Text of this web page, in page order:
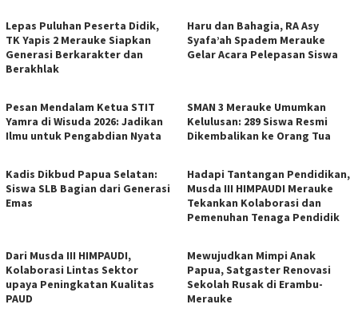
Lepas Puluhan Peserta Didik,
TK Yapis 2 Merauke Siapkan
Generasi Berkarakter dan
Berakhlak
Haru dan Bahagia, RA Asy
Syafa’ah Spadem Merauke
Gelar Acara Pelepasan Siswa
Pesan Mendalam Ketua STIT
Yamra di Wisuda 2026: Jadikan
Ilmu untuk Pengabdian Nyata
SMAN 3 Merauke Umumkan
Kelulusan: 289 Siswa Resmi
Dikembalikan ke Orang Tua
Kadis Dikbud Papua Selatan:
Siswa SLB Bagian dari Generasi
Emas
Hadapi Tantangan Pendidikan,
Musda III HIMPAUDI Merauke
Tekankan Kolaborasi dan
Pemenuhan Tenaga Pendidik
Dari Musda III HIMPAUDI,
Kolaborasi Lintas Sektor
upaya Peningkatan Kualitas
PAUD
Mewujudkan Mimpi Anak
Papua, Satgaster Renovasi
Sekolah Rusak di Erambu-
Merauke